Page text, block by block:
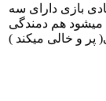
بازی دارای سه
هم دمندگی
پر و خالی میکند )